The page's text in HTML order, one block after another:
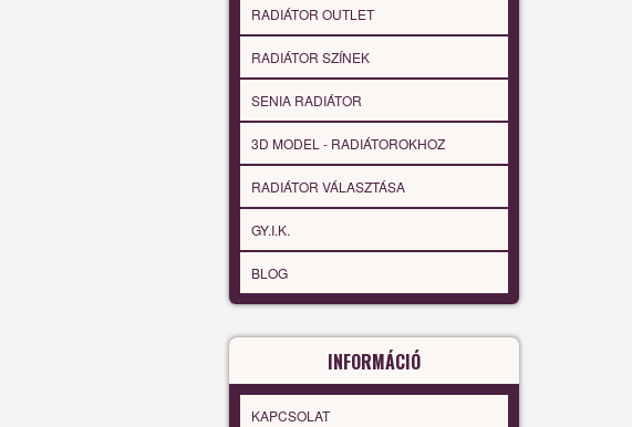
RADIÁTOR OUTLET
RADIÁTOR SZÍNEK
SENIA RADIÁTOR
3D MODEL - RADIÁTOROKHOZ
RADIÁTOR VÁLASZTÁSA
GY.I.K.
BLOG
INFORMÁCIÓ
KAPCSOLAT